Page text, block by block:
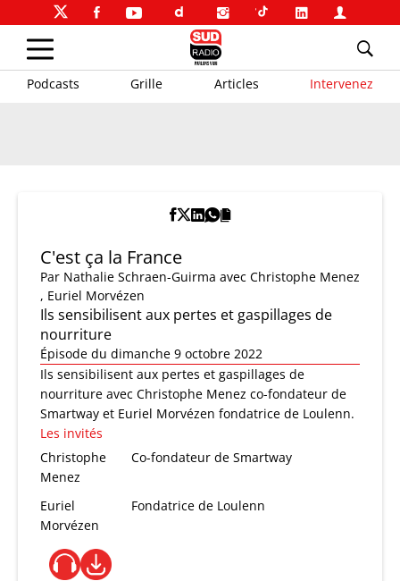
Podcasts Grille Articles Intervenez
C'est ça la France
Par Nathalie Schraen-Guirma avec Christophe Menez
, Euriel Morvézen
Ils sensibilisent aux pertes et gaspillages de
nourriture
Épisode du dimanche 9 octobre 2022
Ils sensibilisent aux pertes et gaspillages de
nourriture avec Christophe Menez co-fondateur de
Smartway et Euriel Morvézen fondatrice de Loulenn.
Les invités
Christophe
Menez
Co-fondateur de Smartway
Euriel
Morvézen
Fondatrice de Loulenn